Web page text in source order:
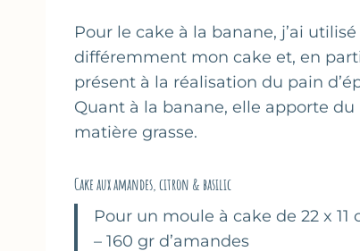
Pour le cake à la banane, j’ai
différemment mon cake et, en
présent à la réalisation du pain
Quant à la banane, elle apporte
matière grasse.
Cake aux amandes, citron & basilic
Pour un moule à cake de 22 x 11
– 160 gr d’amandes